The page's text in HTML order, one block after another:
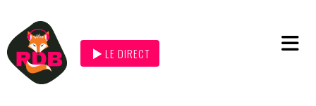
LE DIRECT